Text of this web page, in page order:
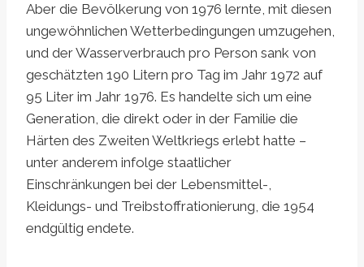
Aber die Bevölkerung von 1976 lernte, mit diesen
ungewöhnlichen Wetterbedingungen umzugehen,
und der Wasserverbrauch pro Person sank von
geschätzten 190 Litern pro Tag im Jahr 1972 auf
95 Liter im Jahr 1976. Es handelte sich um eine
Generation, die direkt oder in der Familie die
Härten des Zweiten Weltkriegs erlebt hatte –
unter anderem infolge staatlicher
Einschränkungen bei der Lebensmittel-,
Kleidungs- und Treibstoffrationierung, die 1954
endgültig endete.